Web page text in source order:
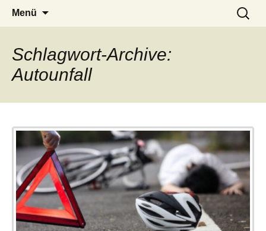
LUCKX
– das Magazin
Menü
Suchen
nach:
Schlagwort-Archive:
Autounfall